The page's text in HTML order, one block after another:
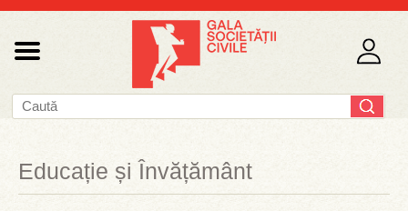
Educație și Învățământ